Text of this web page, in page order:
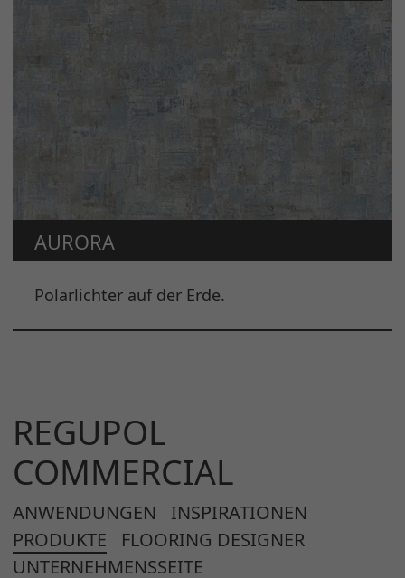
AURORA
Polarlichter auf der Erde.
REGUPOL
COMMERCIAL
ANWENDUNGEN
INSPIRATIONEN
PRODUKTE
FLOORING DESIGNER
UNTERNEHMENSSEITE